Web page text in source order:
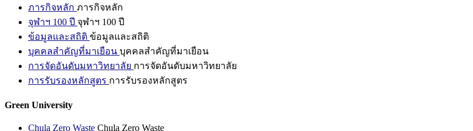
ภารกิจหลัก ภารกิจหลัก
จุฬาฯ 100 ปี จุฬาฯ 100 ปี
ข้อมูลและสถิติ ข้อมูลและสถิติ
บุคคลสำคัญที่มาเยือน บุคคลสำคัญที่มาเยือน
การจัดอันดับมหาวิทยาลัย การจัดอันดับมหาวิทยาลัย
การรับรองหลักสูตร การรับรองหลักสูตร
Green University
Chula Zero Waste Chula Zero Waste